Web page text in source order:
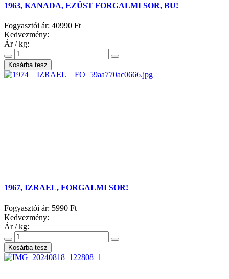
1963, KANADA, EZÜST FORGALMI SOR, BU!
Fogyasztói ár: 40990 Ft
Kedvezmény:
Ár / kg:
1967, IZRAEL, FORGALMI SOR!
Fogyasztói ár: 5990 Ft
Kedvezmény:
Ár / kg: